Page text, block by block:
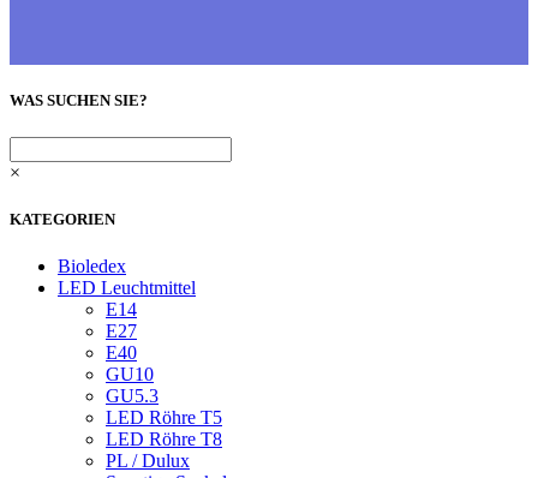
WAS SUCHEN SIE?
×
KATEGORIEN
Bioledex
LED Leuchtmittel
E14
E27
E40
GU10
GU5.3
LED Röhre T5
LED Röhre T8
PL / Dulux